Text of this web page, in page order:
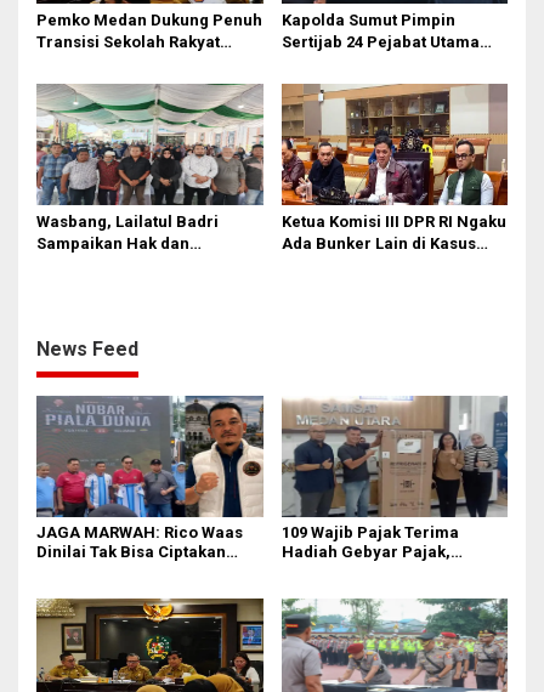
Pemko Medan Dukung Penuh
Transisi Sekolah Rakyat
Kapolda Sumut Pimpin
Sertijab 24 Pejabat Utama
Wasbang, Lailatul Badri
Sampaikan Hak dan
Ketua Komisi III DPR RI Ngaku
Ada Bunker Lain di Kasus
News Feed
JAGA MARWAH: Rico Waas
Dinilai Tak Bisa Ciptakan
109 Wajib Pajak Terima
Hadiah Gebyar Pajak,
Waktu